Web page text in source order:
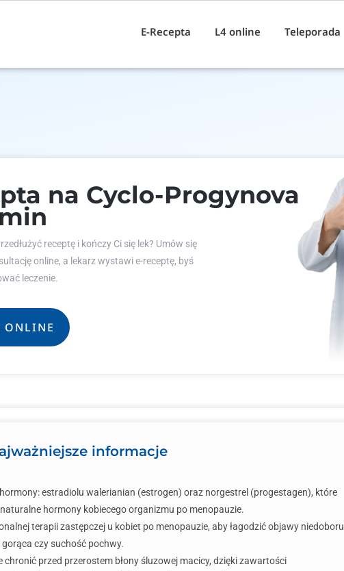
E-Recepta L4 online Teleporada
na Cyclo-Progynova
receptę i kończy Ci się lek? Umów się
online, a lekarz wystawi e-receptę, byś
leczenie.
ONLINE
informacje
estradiolu walerianian (estrogen) oraz norgestrel (progestagen), które
hormony kobiecego organizmu po menopauzie.
terapii zastępczej u kobiet po menopauzie, aby łagodzić objawy niedoboru
czy suchość pochwy.
przed przerostem błony śluzowej macicy, dzięki zawartości